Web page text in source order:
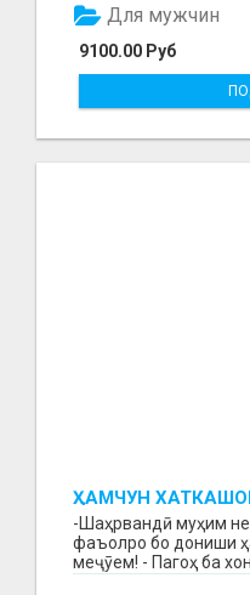
9100.00 Руб
Для мужчин
ҲАМЧУН
МУЗД ГИРЕД!
-Шаҳрвандӣ муҳим
фаъолро бо дониши
меҷӯем! - Пагоҳ ба